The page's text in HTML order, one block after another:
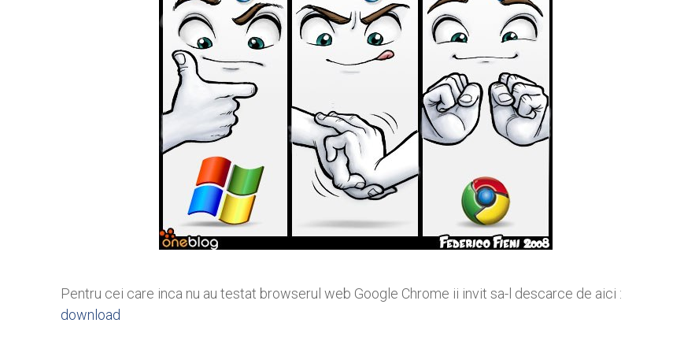
Pentru cei care inca nu au testat browserul web Google Chrome ii invit sa-l descarce de aici :
download